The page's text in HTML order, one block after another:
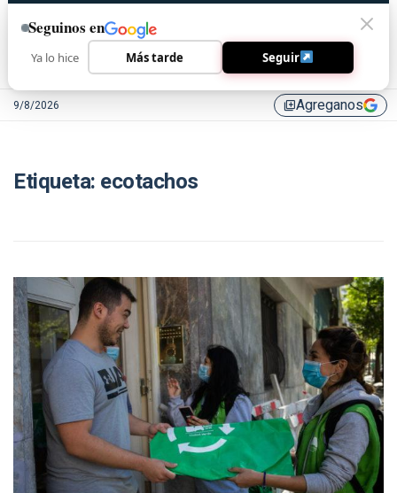
9/8/2026 library_addAgreganos
Etiqueta: ecotachos
Seguinos en
Ya lo hice Más tarde Seguir